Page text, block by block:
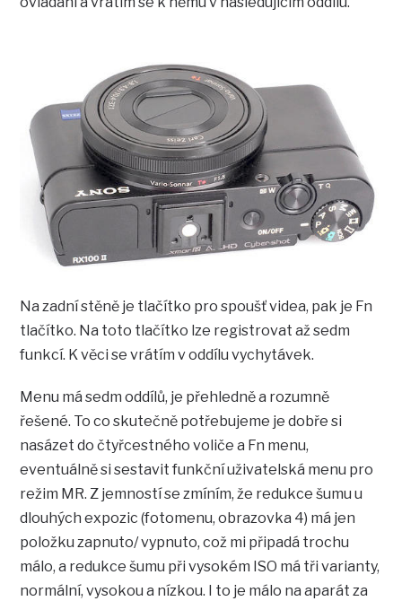
Na zadní stěně je tlačítko pro spoušť videa, pak je Fn
tlačítko. Na toto tlačítko lze registrovat až sedm
funkcí. K věci se vrátím v oddílu vychytávek.
Menu má sedm oddílů, je přehledně a rozumně
řešené. To co skutečně potřebujeme je dobře si
nasázet do čtyřcestného voliče a Fn menu,
eventuálně si sestavit funkční uživatelská menu pro
režim MR. Z jemností se zmíním, že redukce šumu u
dlouhých expozic (fotomenu, obrazovka 4) má jen
položku zapnuto/ vypnuto, což mi připadá trochu
málo, a redukce šumu při vysokém ISO má tři varianty,
normální, vysokou a nízkou. I to je málo na aparát za